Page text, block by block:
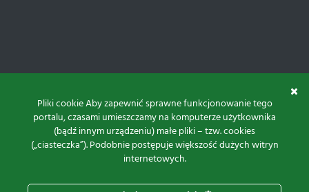
Pliki cookie Aby zapewnić sprawne funkcjonowanie tego
portalu, czasami umieszczamy na komputerze użytkownika
(bądź innym urządzeniu) małe pliki – tzw. cookies
(„ciasteczka”). Podobnie postępuje większość dużych witryn
internetowych.